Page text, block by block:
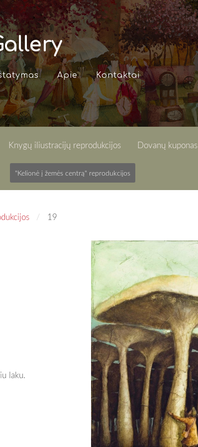
Apie Kontaktai
Knygų iliustracijų reprodukcijos Dovanų kuponas
"Kelionė į žemės centrą" reprodukcijos
19
laku.